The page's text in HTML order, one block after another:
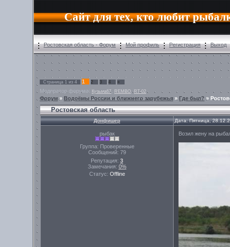
Сайт для тех, кто любит
Ростовская область - Форум Мой профиль Регистрация Выход
Страница 1 из 4 1 2 3 4 »
Модератор форума: Кузьма67 REMBO , RT-02
Форум» Водоёмы России и ближнего зарубежья » Где был? »
Ростовская область
Донфишер Дата: Пятница,
рыбак
Группа: Проверенные
Сообщений: 79
Репутация: 3
Замечания: 0%
Статус: Offline
Возил жену на